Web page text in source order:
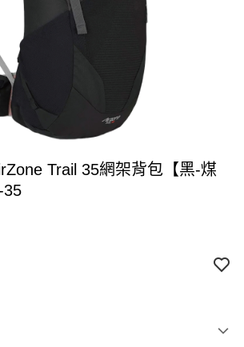
Trail 35網架背包【黑-煤
35